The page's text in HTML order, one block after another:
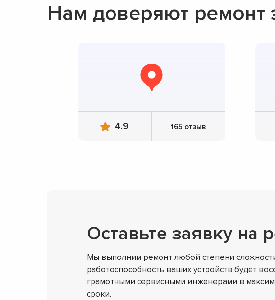
Нам доверяют ремонт
4.9 165 отзыв
Оставьте заявку на
Мы выполним ремонт любой степени
работоспособность ваших устройств будет
грамотными сервисными инженерами в
сроки.